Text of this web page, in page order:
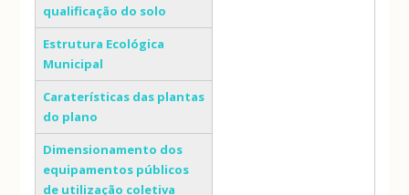
qualificação do solo
Estrutura Ecológica
Municipal
Caraterísticas das plantas
do plano
Dimensionamento dos
equipamentos públicos
de utilização coletiva